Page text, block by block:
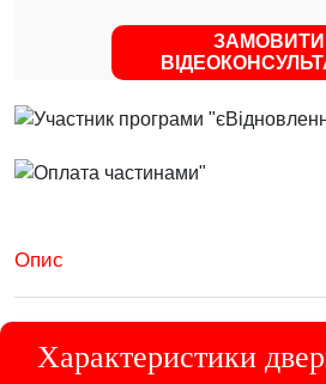
ЗАМОВИТИ
Опис
Характеристики